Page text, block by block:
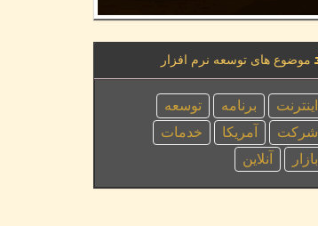
موضوع های توسعه نرم افزار
اینترنت برنامه
توسعه
شركت
آمریكا
خدمات
بازار
آنلاین